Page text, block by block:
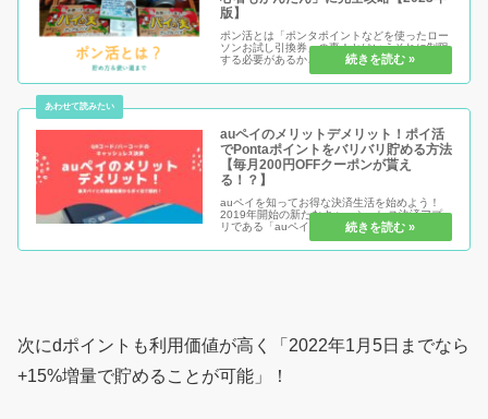
版】
ポン活とは「ポンタポイントなどを使ったロー
ソンお試し引換券」の事！とはいえそれに制限
する必要があるかどうかをぜひ知っていきまし
ょう。初心者だからこそ、ポンタポイントを貯
めるメリットからローソンお試し引換券以外の
auペイのメリットデメリット！ポイ活
でPontaポイントをバリバリ貯める方法
【毎月200円OFFクーポンが貰え
る！？】
auペイを知ってお得な決済生活を始めよう！
2019年開始の新たなキャッシュレス決済アプ
リである「auペイ」のメリットとデメリットを
把握する事で、あなたにとって1番良い決済に
近づく事が出来ます。1円でもお得な決済を実
次にdポイントも利用価値が高く「2022年1月5日までなら
+15%増量で貯めることが可能」！